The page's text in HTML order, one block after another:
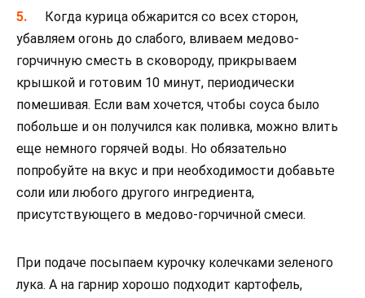
Когда курица обжарится со всех сторон,
убавляем огонь до слабого, вливаем медово-
горчичную сместь в сковороду, прикрываем
крышкой и готовим 10 минут, периодически
помешивая. Если вам хочется, чтобы соуса было
побольше и он получился как поливка, можно влить
еще немного горячей воды. Но обязательно
попробуйте на вкус и при необходимости добавьте
соли или любого другого ингредиента,
присутствующего в медово-горчичной смеси.
При подаче посыпаем курочку колечками зеленого
лука. А на гарнир хорошо подходит картофель,